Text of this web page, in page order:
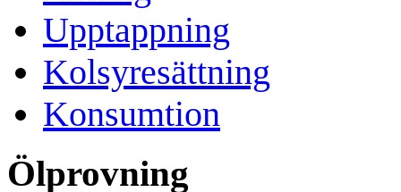
Upptappning
Kolsyresättning
Konsumtion
Ölprovning